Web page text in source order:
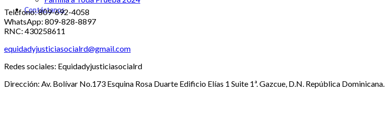
Contáctanos
Teléfono: 809-692-4058
WhatsApp: 809-828-8897
RNC: 430258611
equidadyjusticiasocialrd@gmail.com
Redes sociales: Equidadyjusticiasocialrd
Dirección: Av. Bolívar No.173 Esquina Rosa Duarte Edificio Elías 1 Suite 1ª. Gazcue, D.N. República Dominicana.